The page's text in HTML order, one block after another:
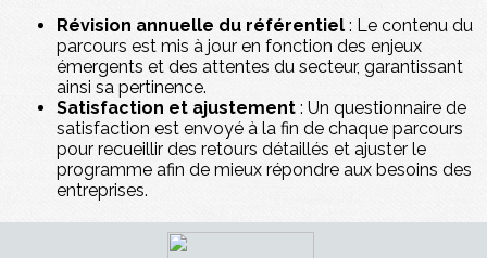
Révision annuelle du référentiel : Le contenu du
parcours est mis à jour en fonction des enjeux
émergents et des attentes du secteur, garantissant
ainsi sa pertinence.
Satisfaction et ajustement : Un questionnaire de
satisfaction est envoyé à la fin de chaque parcours
pour recueillir des retours détaillés et ajuster le
programme afin de mieux répondre aux besoins des
entreprises.